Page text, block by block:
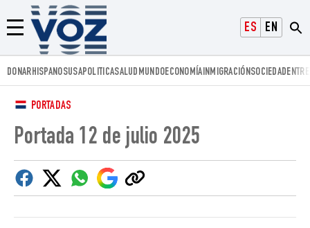
ESPAÑOLENGLISH
Menú
Voz.us
DONARHISPANOSUSAPOLITICASALUD MUNDOECONOMÍAINMIGRACIÓNSOCIEDAD
PORTADAS
Portada 12 de julio 2025
FacebookTwitterWhatsapp
Google
Discover
Copiar
enlace